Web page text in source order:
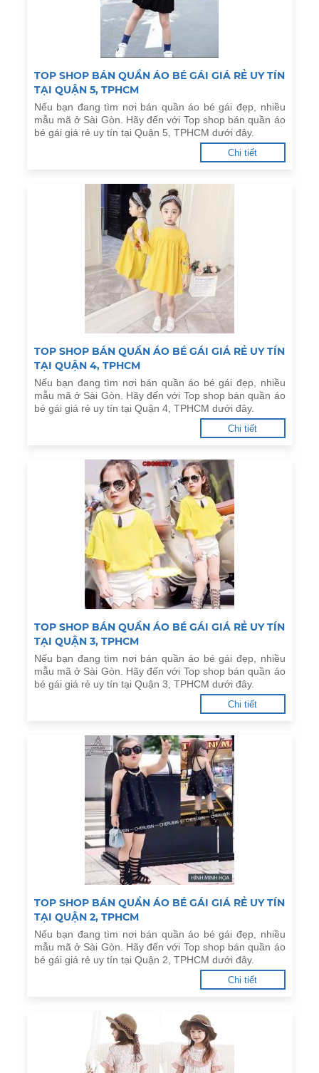
TOP SHOP BÁN QUẦN ÁO BÉ GÁI GIÁ RẺ UY TÍN
TẠI QUẬN 5, TPHCM
Nếu bạn đang tìm nơi bán quần áo bé gái đẹp, nhiều
mẫu mã ở Sài Gòn. Hãy đến với Top shop bán quần áo
bé gái giá rẻ uy tín tại Quận 5, TPHCM dưới đây.
Chi tiết
TOP SHOP BÁN QUẦN ÁO BÉ GÁI GIÁ RẺ UY TÍN
TẠI QUẬN 4, TPHCM
Nếu bạn đang tìm nơi bán quần áo bé gái đẹp, nhiều
mẫu mã ở Sài Gòn. Hãy đến với Top shop bán quần áo
bé gái giá rẻ uy tín tại Quận 4, TPHCM dưới đây.
Chi tiết
TOP SHOP BÁN QUẦN ÁO BÉ GÁI GIÁ RẺ UY TÍN
TẠI QUẬN 3, TPHCM
Nếu bạn đang tìm nơi bán quần áo bé gái đẹp, nhiều
mẫu mã ở Sài Gòn. Hãy đến với Top shop bán quần áo
bé gái giá rẻ uy tín tại Quận 3, TPHCM dưới đây.
Chi tiết
TOP SHOP BÁN QUẦN ÁO BÉ GÁI GIÁ RẺ UY TÍN
TẠI QUẬN 2, TPHCM
Nếu bạn đang tìm nơi bán quần áo bé gái đẹp, nhiều
mẫu mã ở Sài Gòn. Hãy đến với Top shop bán quần áo
bé gái giá rẻ uy tín tại Quận 2, TPHCM dưới đây.
Chi tiết